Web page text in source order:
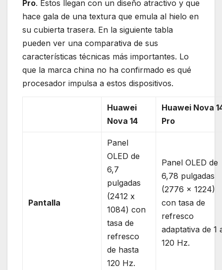
Pro. Estos llegan con un diseño atractivo y que
hace gala de una textura que emula al hielo en
su cubierta trasera. En la siguiente tabla
pueden ver una comparativa de sus
características técnicas más importantes. Lo
que la marca china no ha confirmado es qué
procesador impulsa a estos dispositivos.
Huawei
Nova 14
Huawei Nova
Pro
Pantalla
Panel
OLED de
6,7
pulgadas
(2412 x
1084) con
tasa de
refresco
de hasta
120 Hz.
Panel OLED de
6,78 pulgadas
(2776 x 1224)
con tasa de
refresco
adaptativa de 1
120 Hz.